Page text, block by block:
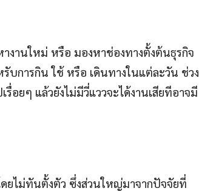
านใหม่ หรือ มองหาช่องทางตั้งต้นธุรกิจ
บการกิน ใช้ หรือ เดินทางในแต่ละวัน ช่วง
รื่อยๆ แล้วยังไม่มีวี่แววจะได้งานเสียทีอาจมี
ยไม่ทันตั้งตัว ซึ่งส่วนใหญ่มาจากปัจจัยที่